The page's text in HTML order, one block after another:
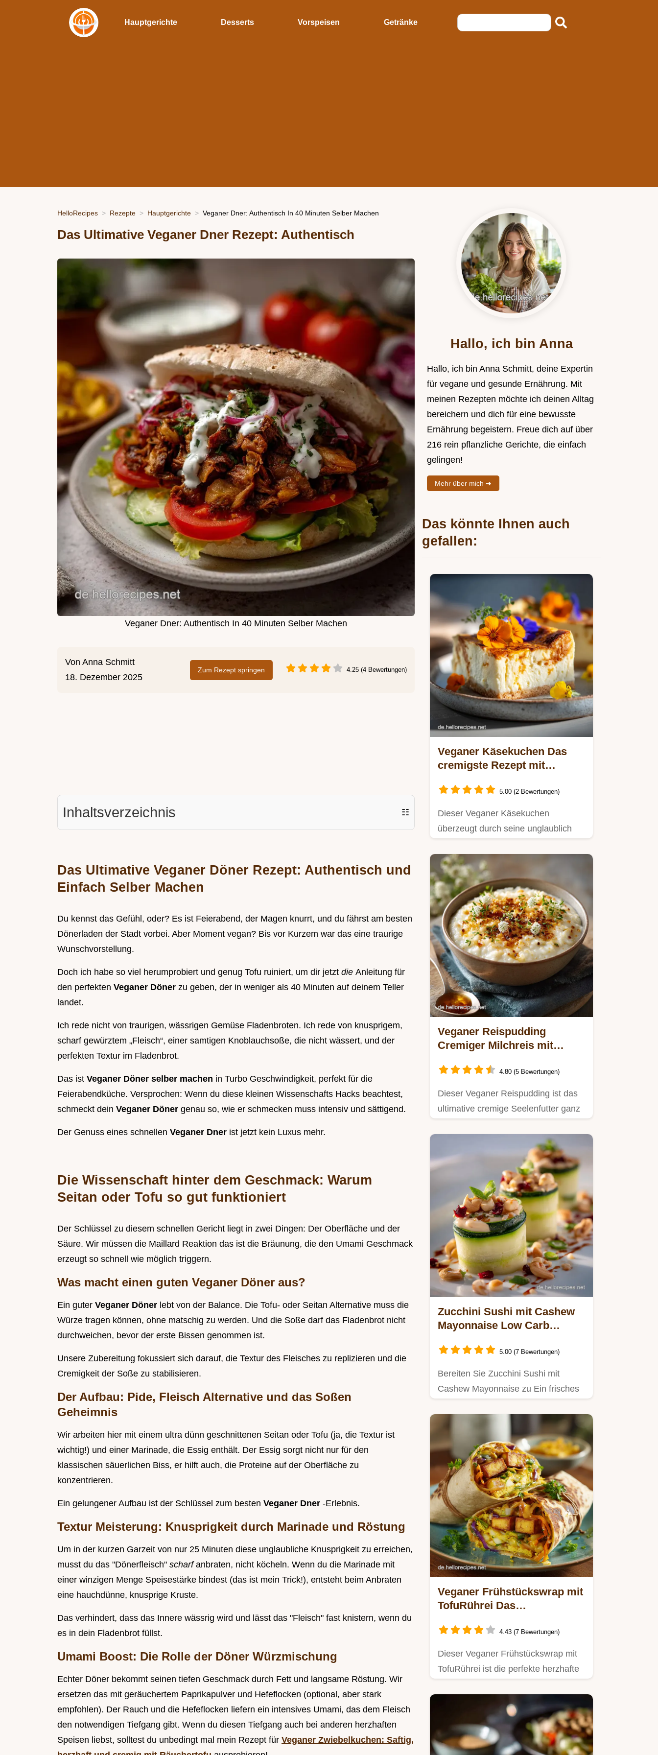
Hauptgerichte Desserts Vorspeisen Getränke
HelloRecipes Rezepte Hauptgerichte Veganer Dner: Authentisch In 40 Minuten Selber Machen
Das Ultimative Veganer Dner Rezept: Authentisch
Veganer Dner: Authentisch In 40 Minuten Selber Machen
Von Anna Schmitt
18. Dezember 2025
Zum Rezept springen 4.25 (4 Bewertungen)
Inhaltsverzeichnis ☷
Das Ultimative Veganer Döner Rezept: Authentisch und
Einfach Selber Machen
Du kennst das Gefühl, oder? Es ist Feierabend, der Magen knurrt, und du fährst am besten
Dönerladen der Stadt vorbei. Aber Moment vegan? Bis vor Kurzem war das eine traurige
Wunschvorstellung.
Doch ich habe so viel herumprobiert und genug Tofu ruiniert, um dir jetzt die Anleitung für
den perfekten Veganer Döner zu geben, der in weniger als 40 Minuten auf deinem Teller
landet.
Ich rede nicht von traurigen, wässrigen Gemüse Fladenbroten. Ich rede von knusprigem,
scharf gewürztem „Fleisch“, einer samtigen Knoblauchsoße, die nicht wässert, und der
perfekten Textur im Fladenbrot.
Das ist Veganer Döner selber machen in Turbo Geschwindigkeit, perfekt für die
Feierabendküche. Versprochen: Wenn du diese kleinen Wissenschafts Hacks beachtest,
schmeckt dein Veganer Döner genau so, wie er schmecken muss intensiv und sättigend.
Der Genuss eines schnellen Veganer Dner ist jetzt kein Luxus mehr.
Die Wissenschaft hinter dem Geschmack: Warum
Seitan oder Tofu so gut funktioniert
Der Schlüssel zu diesem schnellen Gericht liegt in zwei Dingen: Der Oberfläche und der
Säure. Wir müssen die Maillard Reaktion das ist die Bräunung, die den Umami Geschmack
erzeugt so schnell wie möglich triggern.
Was macht einen guten Veganer Döner aus?
Ein guter Veganer Döner lebt von der Balance. Die Tofu- oder Seitan Alternative muss die
Würze tragen können, ohne matschig zu werden. Und die Soße darf das Fladenbrot nicht
durchweichen, bevor der erste Bissen genommen ist.
Unsere Zubereitung fokussiert sich darauf, die Textur des Fleisches zu replizieren und die
Cremigkeit der Soße zu stabilisieren.
Der Aufbau: Pide, Fleisch Alternative und das Soßen
Geheimnis
Wir arbeiten hier mit einem ultra dünn geschnittenen Seitan oder Tofu (ja, die Textur ist
wichtig!) und einer Marinade, die Essig enthält. Der Essig sorgt nicht nur für den
klassischen säuerlichen Biss, er hilft auch, die Proteine auf der Oberfläche zu
konzentrieren.
Ein gelungener Aufbau ist der Schlüssel zum besten Veganer Dner -Erlebnis.
Textur Meisterung: Knusprigkeit durch Marinade und Röstung
Um in der kurzen Garzeit von nur 25 Minuten diese unglaubliche Knusprigkeit zu erreichen,
musst du das "Dönerfleisch" scharfanbraten, nicht köcheln. Wenn du die Marinade mit
einer winzigen Menge Speisestärke bindest (das ist mein Trick!), entsteht beim Anbraten
eine hauchdünne, knusprige Kruste.
Das verhindert, dass das Innere wässrig wird und lässt das "Fleisch" fast knistern, wenn du
es in dein Fladenbrot füllst.
Umami Boost: Die Rolle der Döner Würzmischung
Echter Döner bekommt seinen tiefen Geschmack durch Fett und langsame Röstung. Wir
ersetzen das mit geräuchertem Paprikapulver und Hefeflocken (optional, aber stark
empfohlen). Der Rauch und die Hefeflocken liefern ein intensives Umami, das dem Fleisch
den notwendigen Tiefgang gibt. Wenn du diesen Tiefgang auch bei anderen herzhaften
Speisen liebst, solltest du unbedingt mal mein Rezept für Veganer Zwiebelkuchen: Saftig,
Hallo, ich bin Anna
Hallo, ich bin Anna Schmitt, deine Expertin
für vegane und gesunde Ernährung. Mit
meinen Rezepten möchte ich deinen Alltag
bereichern und dich für eine bewusste
Ernährung begeistern. Freue dich auf über
216 rein pflanzliche Gerichte, die einfach
gelingen!
Mehr über mich ➜
Das könnte Ihnen auch
gefallen:
Veganer Käsekuchen Das
cremigste Rezept mit
5.00 (2 Bewertungen)
Dieser Veganer Käsekuchen
überzeugt durch seine unglaublich
Veganer Reispudding
Cremiger Milchreis mit
4.80 (5 Bewertungen)
Dieser Veganer Reispudding ist das
ultimative cremige Seelenfutter ganz
Zucchini Sushi mit Cashew
Mayonnaise Low Carb
5.00 (7 Bewertungen)
Bereiten Sie Zucchini Sushi mit
Cashew Mayonnaise zu Ein frisches
Veganer Frühstückswrap mit
TofuRührei Das
25MinutenRezept4.43 (7 Bewertungen)
Dieser Veganer Frühstückswrap mit
TofuRührei ist die perfekte herzhafte